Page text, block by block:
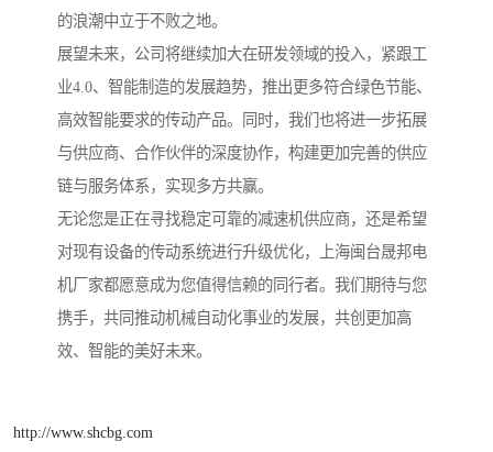
的浪潮中立于不败之地。
展望未来，公司将继续加大在研发领域的投入，紧跟工
业4.0、智能制造的发展趋势，推出更多符合绿色节能、
高效智能要求的传动产品。同时，我们也将进一步拓展
与供应商、合作伙伴的深度协作，构建更加完善的供应
链与服务体系，实现多方共赢。
无论您是正在寻找稳定可靠的减速机供应商，还是希望
对现有设备的传动系统进行升级优化，上海闽台晟邦电
机厂家都愿意成为您值得信赖的同行者。我们期待与您
携手，共同推动机械自动化事业的发展，共创更加高
效、智能的美好未来。
http://www.shcbg.com